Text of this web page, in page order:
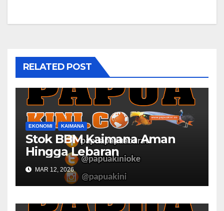
RELATED POST
EKONOMI KAIMANA
Stok BBM Kaimana Aman
Hingga Lebaran
MAR 12, 2026